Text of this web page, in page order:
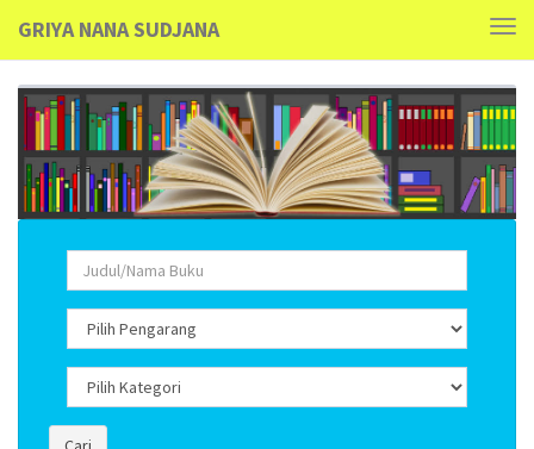
GRIYA NANA SUDJANA